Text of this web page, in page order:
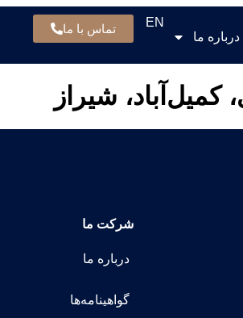
درباره ما
EN تماس با ما
شرکت ما
درباره ما
گواهینامه‌ها